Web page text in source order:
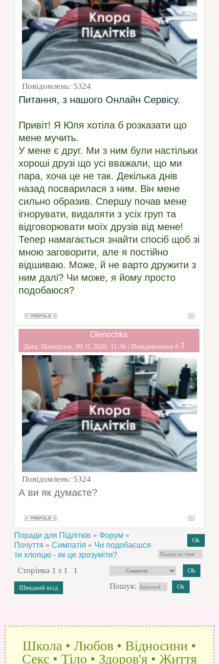
Повідомлень: 5324
Питання, з нашого Онлайн Сервісу.
Привіт! Я Юля хотіла б розказати що
мене мучить.
У мене є друг. Ми з ним були настільки
хороші друзі що усі вважали, що ми
пара, хоча це не так. Декілька днів
назад посварилася з ним. Він мене
сильно образив. Спершу почав мене
ігнорувати, видаляти з усіх груп та
відговорювати моїх друзів від мене!
Тепер намагається знайти спосіб щоб зі
мною заговорити, але я постійно
відшиваю. Може, й не варто дружити з
ним далі? Чи може, я йому просто
подобаюся?
Olenochka
Дата: Понеділок, 09.11.2020, 11:36 | Повідомлення # 7
Повідомлень: 5324
А ви як думаєте?
Поради для Підлітків » Форум »
Почуття » Симпатія » Чи подобаєшся
ти хлопцю - як це зрозуміти?
Сторінка 1 з 1
1
Пошук:
Школа • Любов • Відносини •
Секс • Тіло • Здоров'я • Життя